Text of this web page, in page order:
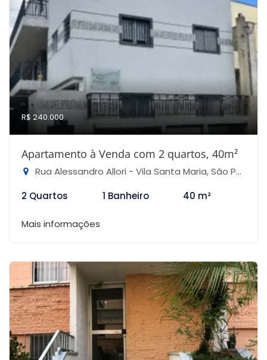
R$ 240.000
Apartamento à Venda com 2 quartos, 40m²
Rua Alessandro Allori - Vila Santa Maria, São Paulo-SP
2 Quartos
1 Banheiro 40 m²
Mais informações